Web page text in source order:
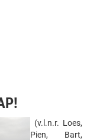
(v.l.n.r. Loes,
Pien, Bart,